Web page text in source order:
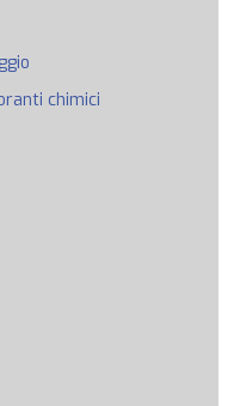
chimici